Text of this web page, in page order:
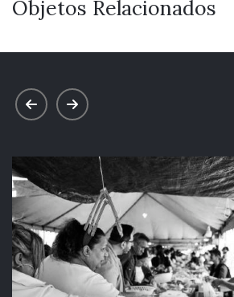
Objetos Relacionados
prev next